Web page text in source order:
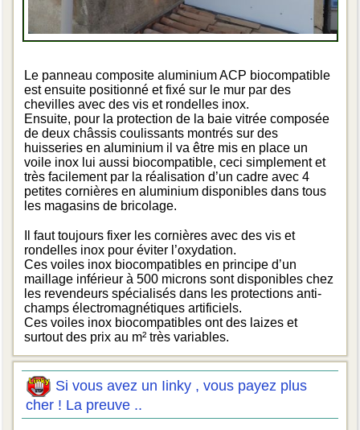
Le panneau composite aluminium ACP biocompatible
est ensuite positionné et fixé sur le mur par des
chevilles avec des vis et rondelles inox.
Ensuite, pour la protection de la baie vitrée composée
de deux châssis coulissants montrés sur des
huisseries en aluminium il va être mis en place un
voile inox lui aussi biocompatible, ceci simplement et
très facilement par la réalisation d’un cadre avec 4
petites cornières en aluminium disponibles dans tous
les magasins de bricolage.
Il faut toujours fixer les cornières avec des vis et
rondelles inox pour éviter l’oxydation.
Ces voiles inox biocompatibles en principe d’un
maillage inférieur à 500 microns sont disponibles chez
les revendeurs spécialisés dans les protections anti-
champs électromagnétiques artificiels.
Ces voiles inox biocompatibles ont des laizes et
surtout des prix au m² très variables.
Si vous avez un Iinky , vous payez plus
cher ! La preuve ..